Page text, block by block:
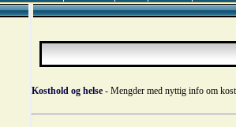
Kosthold og helse - Mengder med nyttig info om